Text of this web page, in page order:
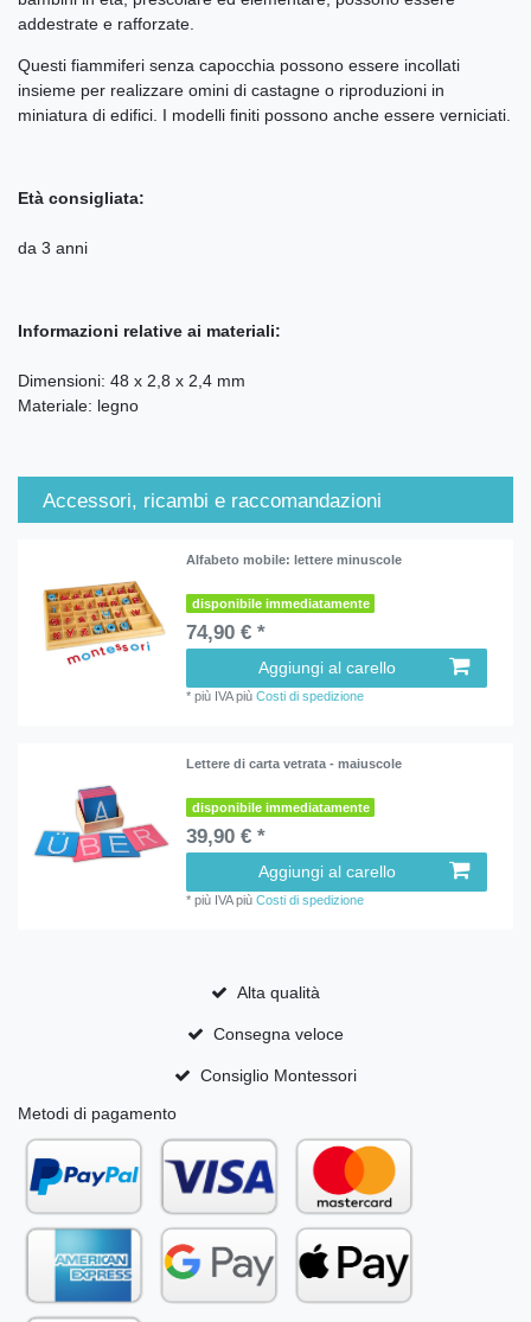
addestrate e rafforzate.
Questi fiammiferi senza capocchia possono essere incollati
insieme per realizzare omini di castagne o riproduzioni in
miniatura di edifici. I modelli finiti possono anche essere verniciati.
Età consigliata:
da 3 anni
Informazioni relative ai materiali:
Dimensioni: 48 x 2,8 x 2,4 mm
Materiale: legno
Accessori, ricambi e raccomandazioni
Alfabeto mobile: lettere minuscole
disponibile immediatamente
74,90 € *
Aggiungi al carello
*più IVApiùCosti di spedizione
Lettere di carta vetrata - maiuscole
disponibile immediatamente
39,90 € *
Aggiungi al carello
*più IVApiùCosti di spedizione
Alta qualità
Consegna veloce
Consiglio Montessori
Metodi di pagamento